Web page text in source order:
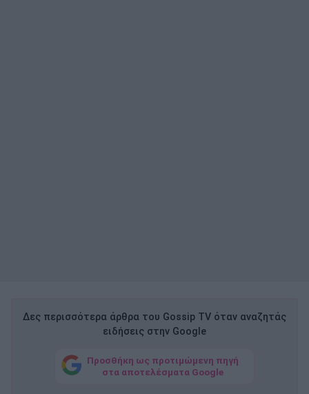
Δες περισσότερα άρθρα του Gossip TV όταν αναζητάς
ειδήσεις στην Google
Προσθήκη ως προτιμώμενη πηγή
στα αποτελέσματα Google